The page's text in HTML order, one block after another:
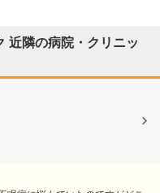
近隣の病院・クリニッ